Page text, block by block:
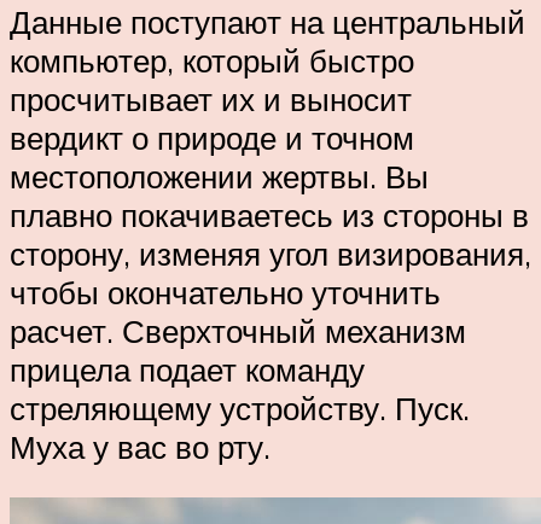
Данные поступают на центральный
компьютер, который быстро
просчитывает их и выносит
вердикт о природе и точном
местоположении жертвы. Вы
плавно покачиваетесь из стороны в
сторону, изменяя угол визирования,
чтобы окончательно уточнить
расчет. Сверхточный механизм
прицела подает команду
стреляющему устройству. Пуск.
Муха у вас во рту.